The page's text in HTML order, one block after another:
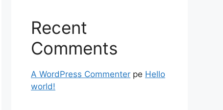
Recent
Comments
A WordPress Commenter pe Hello
world!